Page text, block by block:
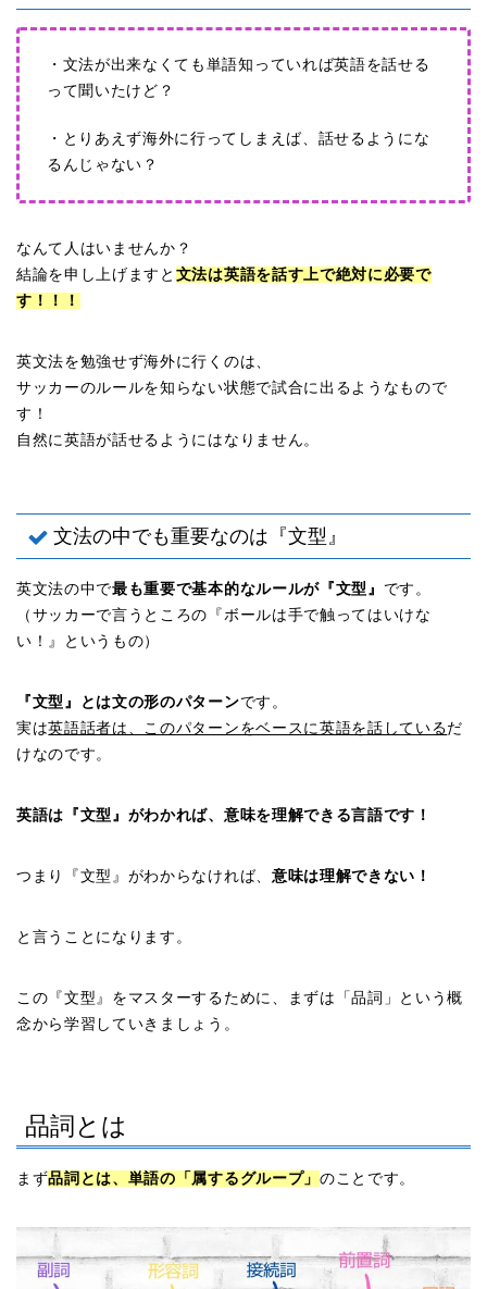
・文法が出来なくても単語知っていれば英語を話せる
って聞いたけど？
・とりあえず海外に行ってしまえば、話せるようにな
るんじゃない？
なんて人はいませんか？
結論を申し上げますと 文法は英語を話す上で絶対に必要で
す！！！
英文法を勉強せず海外に行くのは、
サッカーのルールを知らない状態で試合に出るようなもので
す！
自然に英語が話せるようにはなりません。
文法の中でも重要なのは『文型』
英文法の中で最も重要で基本的なルールが『文型』 です。
（サッカーで言うところの『ボールは手で触ってはいけな
い！』というもの）
『文型』とは文の形のパターンです。
実は英語話者は、このパターンをベースに英語を話しているだ
けなのです。
英語は『文型』がわかれば、 意味を理解できる言語です！
つまり『文型』がわからなければ、 意味は理解できない！
と言うことになります。
この『文型』をマスターするために、まずは「品詞」という概
念から学習していきましょう。
品詞とは
まず品詞とは、単語の「属するグループ」 のことです。